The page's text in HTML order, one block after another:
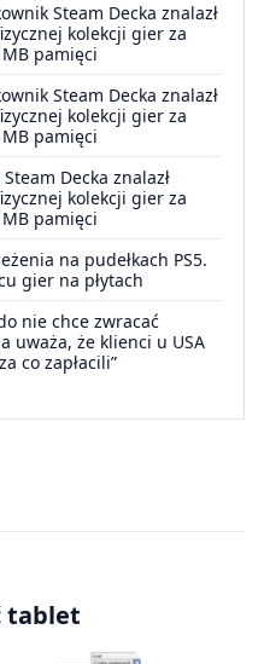
Steam Decka znalazł
kolekcji gier za
pamięci
Steam Decka znalazł
kolekcji gier za
pamięci
Decka znalazł
kolekcji gier za
pamięci
na pudełkach PS5.
gier na płytach
nie chce zwracać
uważa, że klienci u USA
co zapłacili”
tablet